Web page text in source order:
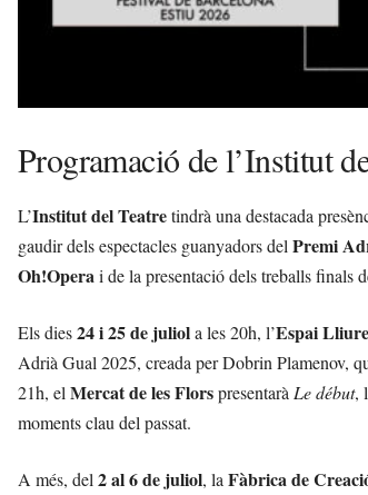
Programació de l’Institut
L’Institut del Teatretindrà una destacada
gaudir dels espectacles guanyadors delPremi
Oh!Operai de la presentació dels treballs finals
Els dies24 i 25 de juliola les 20h, l’Espai
Adrià Gual 2025, creada per Dobrin Plamenov,
21h, elMercat de les FlorspresentaràLe début,
moments clau del passat.
A més, del2 al 6 de juliol, laFàbrica de